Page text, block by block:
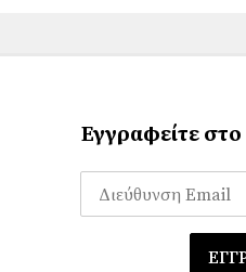
Εγγραφείτε